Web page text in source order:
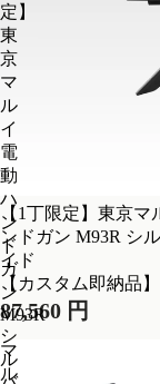
定】
東
京
マ
ル
イ
電
動
ハ
ン
ド
ガ
ン
M93R
シ
ル
【1丁限定】東京マ
ンドガン M93R シ
イド
【カスタム即納品】
87,560 円
マ
ル